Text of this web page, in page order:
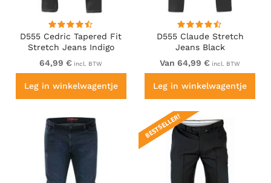
D555 Cedric Tapered Fit
Stretch Jeans Indigo
64,99 € incl. BTW
Leg in winkelwagentje
D555 Claude Stretch
Jeans Black
Van 64,99 € incl. BTW
Leg in winkelwagentje
BESTSELLER!